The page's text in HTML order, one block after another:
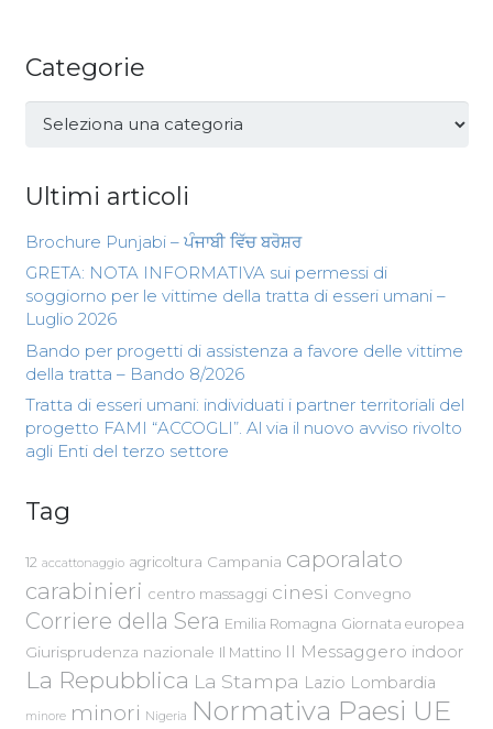
Categorie
Categorie
Ultimi articoli
Brochure Punjabi – ਪੰਜਾਬੀ ਵਿੱਚ ਬਰੋਸ਼ਰ
GRETA: NOTA INFORMATIVA sui permessi di
soggiorno per le vittime della tratta di esseri umani –
Luglio 2026
Bando per progetti di assistenza a favore delle vittime
della tratta – Bando 8/2026
Tratta di esseri umani: individuati i partner territoriali del
progetto FAMI “ACCOGLI”. Al via il nuovo avviso rivolto
agli Enti del terzo settore
Tag
12 accattonaggio agricoltura Campania caporalato
carabinieri centro massaggi cinesi Convegno
Corriere della Sera Emilia Romagna Giornata europea
Giurisprudenza nazionale Il Mattino Il Messaggero indoor
La Repubblica La Stampa Lazio Lombardia
minore minori Nigeria Normativa Paesi UE